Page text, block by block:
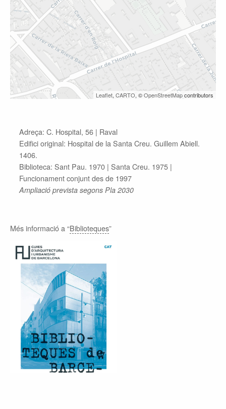
Leaflet, CARTO, ©OpenStreetMapcontributors
Adreça: C. Hospital, 56 | Raval
Edifici original: Hospital de la Santa Creu. Guillem Abiell.
1406.
Biblioteca: Sant Pau. 1970 | Santa Creu. 1975 |
Funcionament conjunt des de 1997
Ampliació prevista segons Pla 2030
Més informació a “Biblioteques”